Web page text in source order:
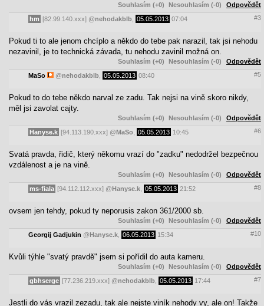
Souhlasím (+0) Nesouhlasím (-0) Odpovědět
hm [82.99.140.xxx] @nehodakblb 05.05.2013 07:04 #3
Pokud ti to ale jenom chcíplo a někdo do tebe pak narazil, tak jsi nehodu
nezavinil, je to technická závada, tu nehodu zavinil možná on.
Souhlasím (+0) Nesouhlasím (-0) Odpovědět
MaSo @nehodakblb 05.05.2013 08:40 #5
Pokud to do tebe někdo narval ze zadu. Tak nejsi na vině skoro nikdy,
měl jsi zavolat cajty.
Souhlasím (+0) Nesouhlasím (-0) Odpovědět
Hanyse.k [94.113.190.xxx] @MaSo 05.05.2013 10:45 #6
Svatá pravda, řidič, který někomu vrazí do "zadku" nedodržel bezpečnou
vzdálenost a je na vině.
Souhlasím (+0) Nesouhlasím (-0) Odpovědět
ms-fiala [94.112.112.xxx] @Hanyse.k 05.05.2013 21:52 #8
ovsem jen tehdy, pokud ty neporusis zakon 361/2000 sb.
Souhlasím (+0) Nesouhlasím (-0) Odpovědět
Georgij Gadjukin @Hanyse.k 06.05.2013 15:34 #10
Kvůli týhle "svatý pravdě" jsem si pořídil do auta kameru.
Souhlasím (+0) Nesouhlasím (-0) Odpovědět
gbhserge [77.236.219.xxx] @nehodakblb 05.05.2013 17:44 #7
Jestli do vás vrazil zezadu, tak ale nejste viník nehody vy, ale on! Takže